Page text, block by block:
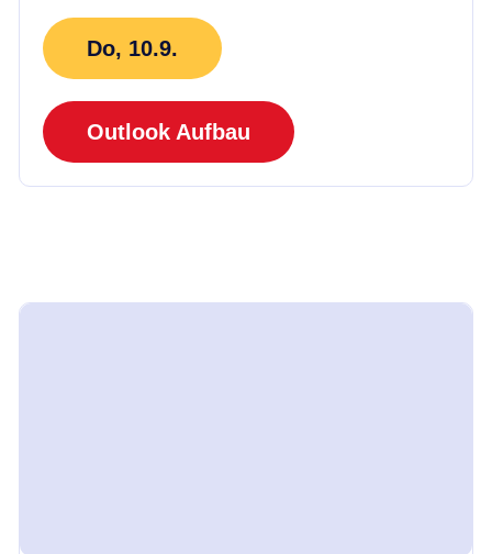
Do, 10.9.
Outlook Aufbau